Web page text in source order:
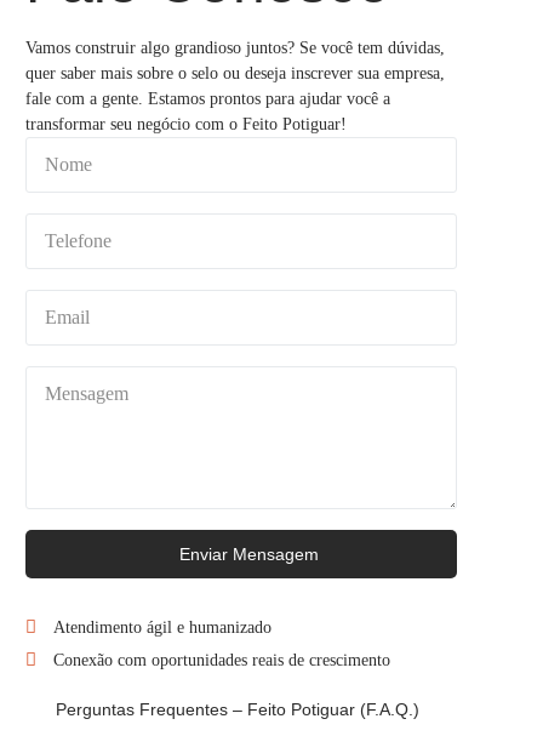
Vamos construir algo grandioso juntos? Se você tem dúvidas,
quer saber mais sobre o selo ou deseja inscrever sua empresa,
fale com a gente. Estamos prontos para ajudar você a
transformar seu negócio com o Feito Potiguar!
Enviar Mensagem
Atendimento ágil e humanizado
Conexão com oportunidades reais de crescimento
Perguntas Frequentes – Feito Potiguar (F.A.Q.)